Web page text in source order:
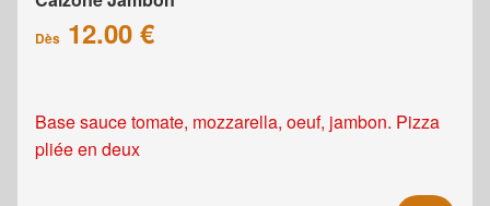
Dès 12.00 €
Base sauce tomate, mozzarella, oeuf, jambon. Pizza
pliée en deux